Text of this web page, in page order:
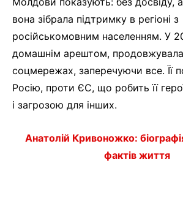
вона зібрала підтримку в регіоні з
російськомовним населенням. У
домашнім арештом,
соцмережах, заперечуючи все. Її
Росію, проти ЄС, що робить її
і загрозою для інших.
Анатолій Кривоножко:
фактів життя